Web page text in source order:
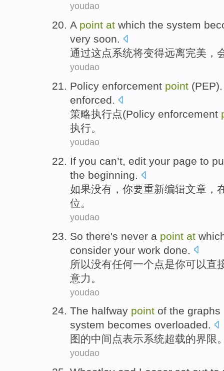
youdao
A point at which the system
very soon.
通过这点系统将变得远离完美 ，
youdao
Policy enforcement point (PEP
enforced.
策略执行点(Policy enforcement
执行。
youdao
If you can’t, edit your page to
the beginning.
如果没有， 你要重新编辑文章 ，
位。
youdao
So there's never a point at
consider your work done.
所以没有任何一个点是你可以直
意力 。
youdao
The halfway point of the graphs
system becomes overloaded.
图的中间 点表示系统超载的界限
youdao